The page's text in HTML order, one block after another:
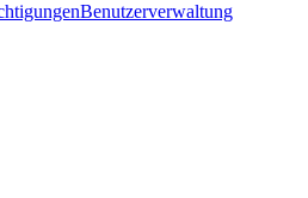
Benutzerverwaltung